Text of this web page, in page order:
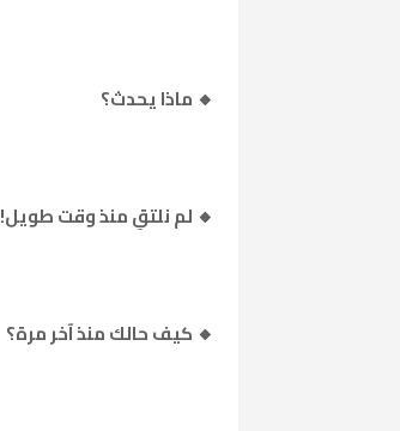
🔸 ماذا يحدث؟
🔸 لم نلتقِ منذ وقت طويل!
🔸 كيف حالك منذ آخر مرة؟